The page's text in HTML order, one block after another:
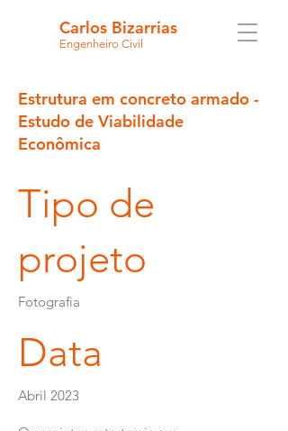
Carlos Bizarrias
Engenheiro Civil
Estrutura em concreto armado -
Estudo de Viabilidade
Econômica
Tipo de
projeto
Fotografia
Data
Abril 2023